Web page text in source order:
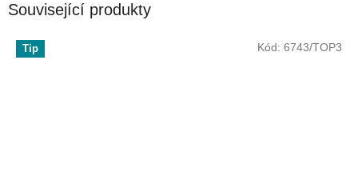
Související produkty
Tip Kód: 6743/TOP3